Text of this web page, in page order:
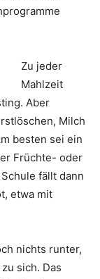
Zu jeder
Mahlzeit
Aber
Milch
besten sei ein
Früchte- oder
fällt dann
etwa mit
nichts runter,
sich. Das